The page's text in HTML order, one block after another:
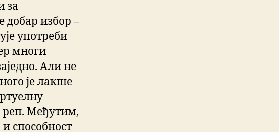
за
добар избор –
употреби
многи
Али не
је лакше
реп. Међутим,
способност